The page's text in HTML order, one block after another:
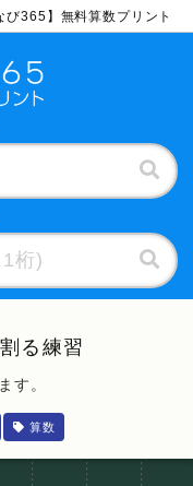
び365】無料算数プリント
る練習
す。
算数